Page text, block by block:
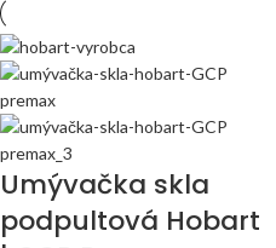
Umývačka skla
podpultová Hobart